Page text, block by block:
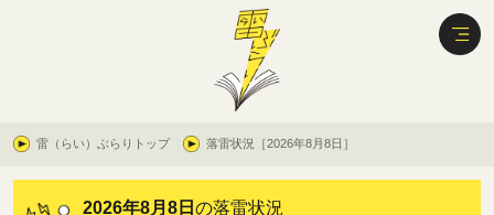
雷（らい）ぶらりトップ 落雷状況［2026年8月8日］
2026年8月8日の落雷状況